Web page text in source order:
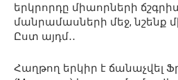
երկրորդը միաորների
մանրամասների մեջ, նշենք
Ըստ այդմ․․
Հաղթող երկիր է ճանաչվել